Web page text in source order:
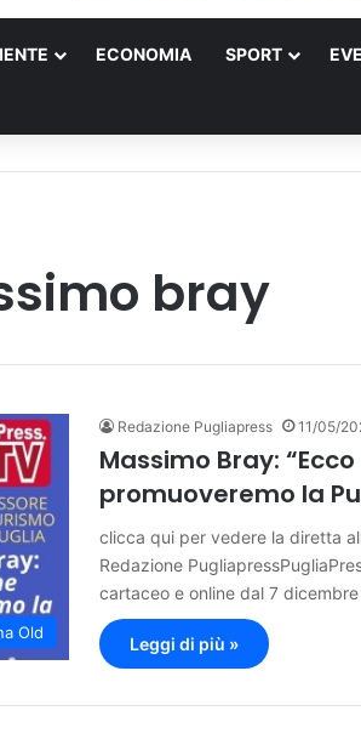
ECONOMIA SPORT
bray
Old
Redazione Pugliapress 11/05/
Massimo Bray:
promuoveremo la
clicca qui per vedere la diretta
Redazione
cartaceo e online dal 7
Leggi di più »